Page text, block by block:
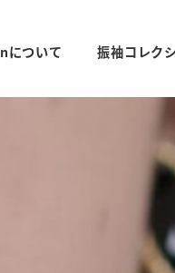
ついて 振袖コレク